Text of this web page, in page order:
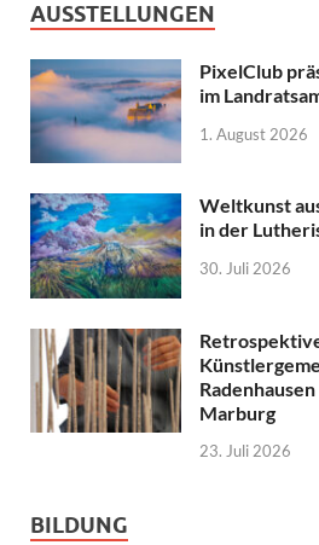
AUSSTELLUNGEN
PixelClub
im
1. August 2026
Weltkunst
in der
30. Juli 2026
Marburg
23. Juli 2026
BILDUNG